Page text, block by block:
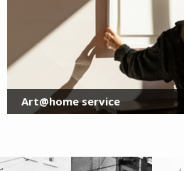
Art@home service